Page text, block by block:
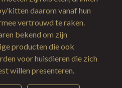
kitten daarom vanaf hun
vertrouwd te raken.
bekend om zijn
producten die ook
voor huisdieren die zich
willen presenteren.